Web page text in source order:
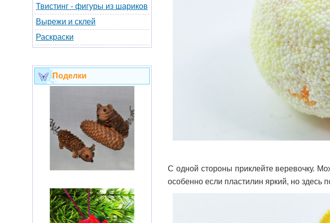
Твистинг - фигуры из шариков
Вырежи и склей
Раскраски
Поделки
С одной стороны приклейте веревочку.
особенно если пластилин яркий, но здесь